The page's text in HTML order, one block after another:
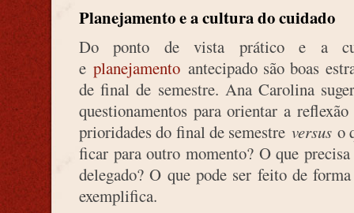
Planejamento e a cultura do cuidado
Do ponto de vista prático e a
eplanejamento antecipado são boas
de final de semestre. Ana Carolina
questionamentos para orientar a
prioridades do final de semestre versuso
ficar para outro momento? O que
delegado? O que pode ser feito de
exemplifica.